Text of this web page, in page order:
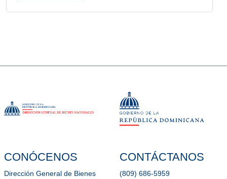
CONÓCENOS
Dirección General de Bienes
CONTÁCTANOS
(809) 686-5959